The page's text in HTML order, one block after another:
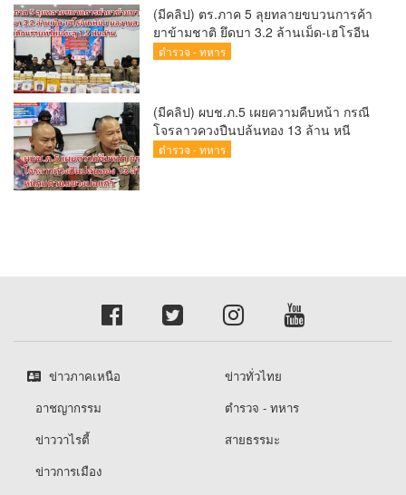
(มีคลิป) ตร.ภาค 5 ลุยทลายขบวนการค้า
ยาข้ามชาติ ยึดบา 3.2 ล้านเม็ด-เฮโรอีน
เพียบ ผลงานสะสม 10 เดือนรวบทรัพย์
ตำรวจ - ทหาร
(มีคลิป) ผบช.ภ.5 เผยความคืบหน้า กรณี
โจรลาวควงปืนปล้นทอง 13 ล้าน หนี
กบดานแขวงบ่อแก้ว
ตำรวจ - ทหาร
ข่าวภาคเหนือ
ข่าวทั่วไทย
อาชญากรรม
ตำรวจ - ทหาร
ข่าววาไรตี้
สายธรรมะ
ข่าวการเมือง